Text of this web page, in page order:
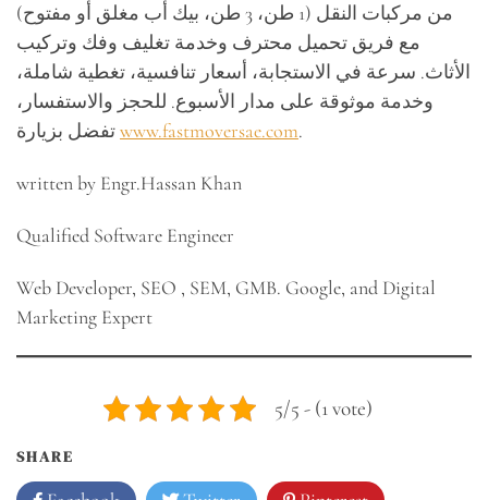
من مركبات النقل (1 طن، 3 طن، بيك أب مغلق أو مفتوح)
مع فريق تحميل محترف وخدمة تغليف وفك وتركيب
الأثاث. سرعة في الاستجابة، أسعار تنافسية، تغطية شاملة،
وخدمة موثوقة على مدار الأسبوع. للحجز والاستفسار،
www.fastmoversae.com.
written by Engr.Hassan Khan
Qualified Software Engineer
Web Developer, SEO , SEM, GMB. Google, and Digital
Marketing Expert
5/5 - (1 vote)
SHARE